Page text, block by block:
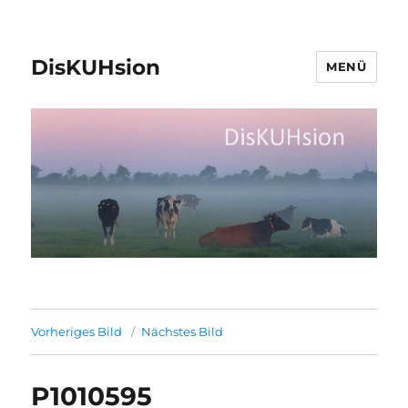
DisKUHsion MENÜ
Vorheriges Bild Nächstes Bild
P1010595